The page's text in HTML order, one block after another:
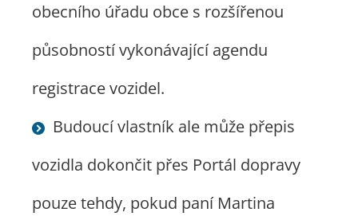
obecního úřadu obce s rozšířenou
působností vykonávající agendu
registrace vozidel.
Budoucí vlastník ale může přepis
vozidla dokončit přes Portál dopravy
pouze tehdy, pokud paní Martina